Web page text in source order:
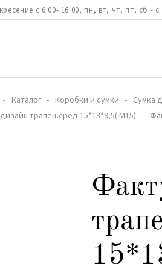
с 6:00- 16:00, пн, вт, чт, пт, сб - с
Каталог Коробки и сумки Сумка
трапец.сред.15*13*9,5( М15)